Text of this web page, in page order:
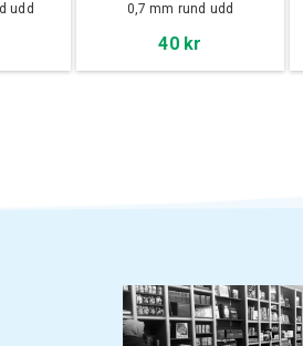
udd 0,7 mm rund udd
40 kr